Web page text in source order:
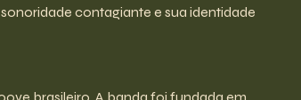
contagiante e sua identidade
brasileiro. A banda foi fundada em